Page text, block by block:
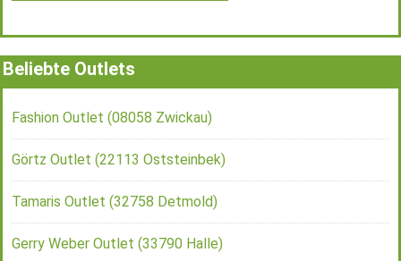
Beliebte Outlets
Fashion Outlet (08058 Zwickau)
Görtz Outlet (22113 Oststeinbek)
Tamaris Outlet (32758 Detmold)
Gerry Weber Outlet (33790 Halle)